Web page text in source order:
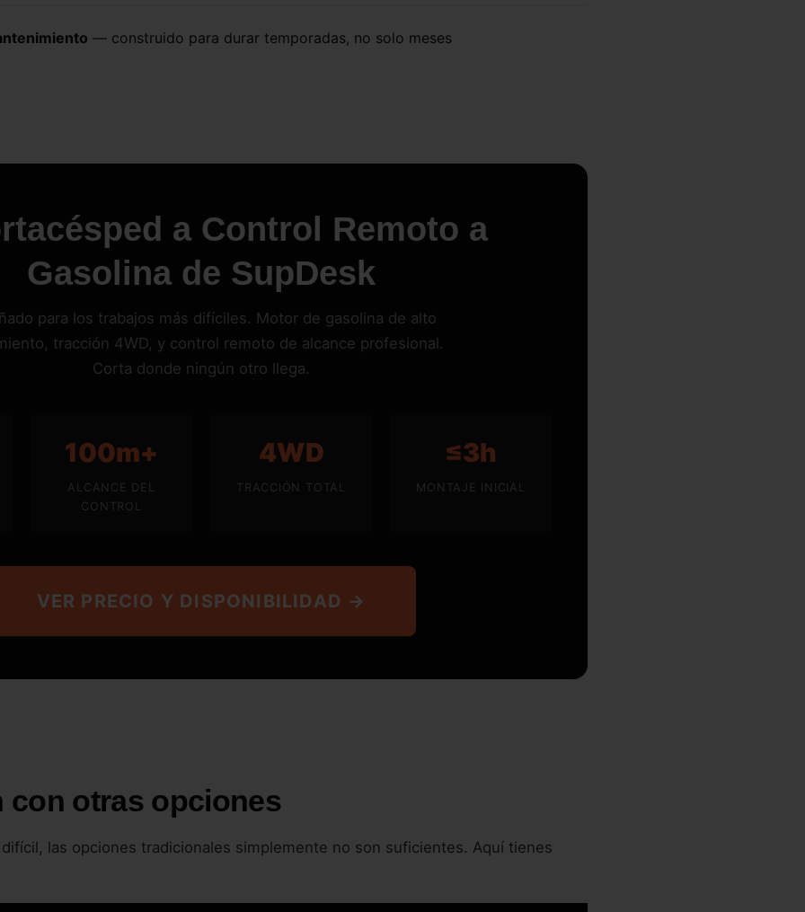
— construido para durar temporadas, no solo meses
a Control Remoto a
Gasolina de SupDesk
para los trabajos más difíciles. Motor de gasolina de alto
tracción 4WD, y control remoto de alcance profesional.
Corta donde ningún otro llega.
100m+
ALCANCE DEL
CONTROL
4WD
TRACCIÓN TOTAL
≤3h
MONTAJE INICIAL
VER PRECIO Y DISPONIBILIDAD →
con otras opciones
las opciones tradicionales simplemente no son suficientes. Aquí tienes